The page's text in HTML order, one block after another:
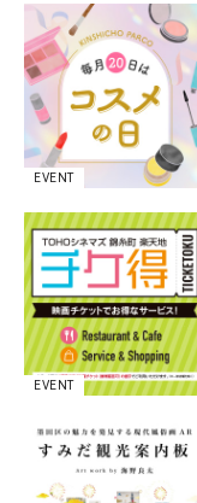
EVENT
EVENT